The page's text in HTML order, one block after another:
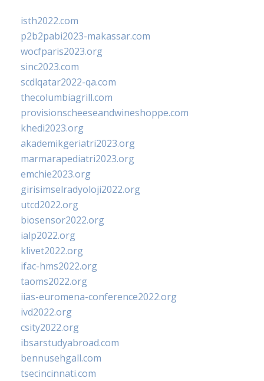
isth2022.com
p2b2pabi2023-makassar.com
wocfparis2023.org
sinc2023.com
scdlqatar2022-qa.com
thecolumbiagrill.com
provisionscheeseandwineshoppe.com
khedi2023.org
akademikgeriatri2023.org
marmarapediatri2023.org
emchie2023.org
girisimselradyoloji2022.org
utcd2022.org
biosensor2022.org
ialp2022.org
klivet2022.org
ifac-hms2022.org
taoms2022.org
iias-euromena-conference2022.org
ivd2022.org
csity2022.org
ibsarstudyabroad.com
bennusehgall.com
tsecincinnati.com